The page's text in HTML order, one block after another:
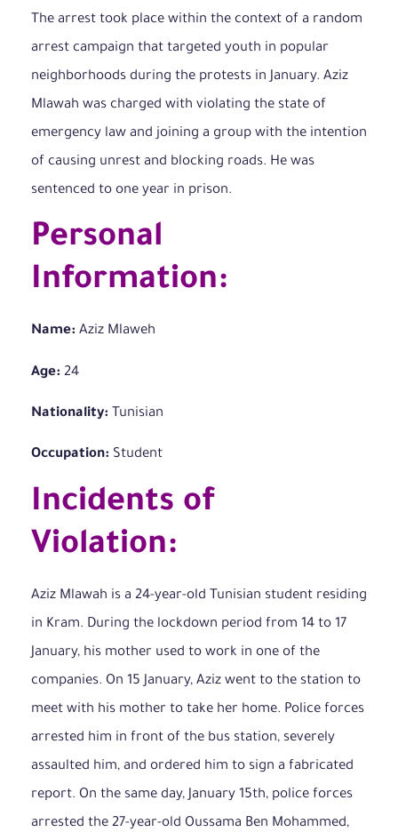
The arrest took place within the context of a random
arrest campaign that targeted youth in popular
neighborhoods during the protests in January. Aziz
Mlawah was charged with violating the state of
emergency law and joining a group with the intention
of causing unrest and blocking roads. He was
sentenced to one year in prison.
Personal
Information:
Name: Aziz Mlaweh
Age: 24
Nationality: Tunisian
Occupation: Student
Incidents of
Violation:
Aziz Mlawah is a 24-year-old Tunisian student residing
in Kram. During the lockdown period from 14 to 17
January, his mother used to work in one of the
companies. On 15 January, Aziz went to the station to
meet with his mother to take her home. Police forces
arrested him in front of the bus station, severely
assaulted him, and ordered him to sign a fabricated
report. On the same day, January 15th, police forces
arrested the 27-year-old Oussama Ben Mohammed,